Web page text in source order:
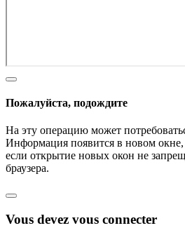
Пожалуйста, подождите
На эту операцию может
Информация появится в новом окне,
если открытие новых окон не
браузера.
Vous devez vous connecter